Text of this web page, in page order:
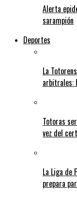
Alerta
sarampión
Deportes
La
arbitrales:
Totoras
vez del
La Liga de
prepara